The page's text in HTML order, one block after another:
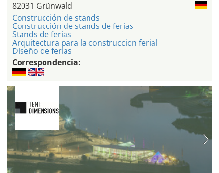
82031 Grünwald
Construcción de stands
Construcción de stands de ferias
Stands de ferias
Arquitectura para la construccion ferial
Diseño de ferias
Correspondencia: